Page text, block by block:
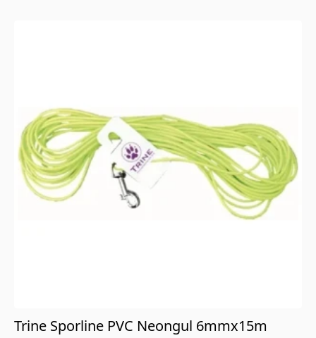
Trine Sporline PVC Neongul 6mmx15m